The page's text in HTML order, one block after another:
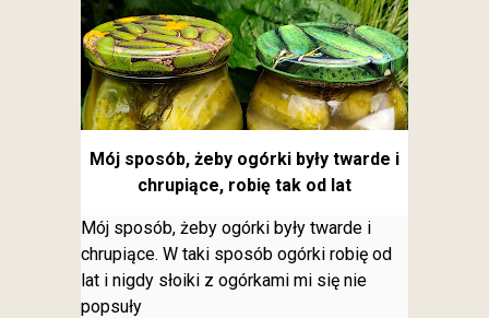
Mój sposób, żeby ogórki były twarde i
chrupiące, robię tak od lat
Mój sposób, żeby ogórki były twarde i
chrupiące. W taki sposób ogórki robię od
lat i nigdy słoiki z ogórkami mi się nie
popsuły